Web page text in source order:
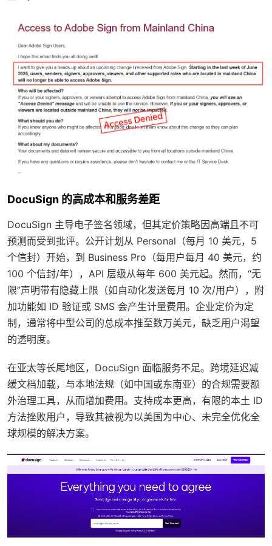
DocuSign 的高成本和服务差距
DocuSign 主导电子签名领域，但其定价策略因高端且不可
预测而受到批评。公开计划从 Personal（每月 10 美元，5
个信封）开始，到 Business Pro（每用户每月 40 美元，约
100 个信封/年），API 层级从每年 600 美元起。然而，“无
限”声明带有隐藏上限（如自动化发送每月 10 次/用户），附
加功能如 ID 验证或 SMS 会产生计量费用。企业定价为定
制，通常将中型公司的总成本推至数万美元，缺乏用户渴望
的透明度。
在亚太等长尾地区，DocuSign 面临服务不足。跨境延迟减
缓文档加载，与本地法规（如中国或东南亚）的合规需要额
外治理工具，从而增加费用。支持成本更高，有限的本土 ID
方法挫败用户，导致其被视为以美国为中心、未完全优化全
球规模的解决方案。